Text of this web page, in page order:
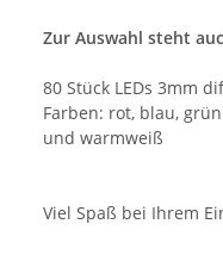
Zur Auswahl steht
80 Stück LEDs 3mm
Farben: rot, blau,
und warmweiß
Viel Spaß bei Ihrem